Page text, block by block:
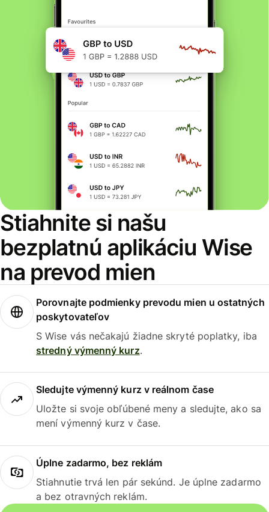
Stiahnite si našu
bezplatnú aplikáciu Wise
na prevod mien
Porovnajte podmienky prevodu mien u ostatných
poskytovateľov
S Wise vás nečakajú žiadne skryté poplatky, iba
stredný výmenný kurz.
Sledujte výmenný kurz v reálnom čase
Uložte si svoje obľúbené meny a sledujte, ako sa
mení výmenný kurz v čase.
Úplne zadarmo, bez reklám
Stiahnutie trvá len pár sekúnd. Je úplne zadarmo
a bez otravných reklám.